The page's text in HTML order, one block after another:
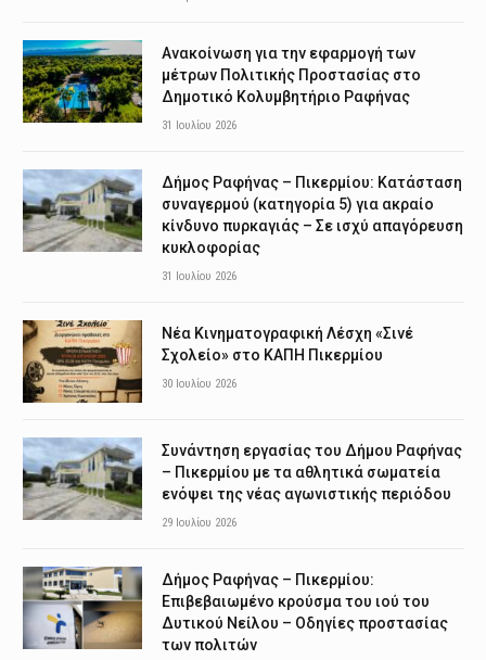
Ανακοίνωση για την εφαρμογή των
μέτρων Πολιτικής Προστασίας στο
Δημοτικό Κολυμβητήριο Ραφήνας
31 Ιουλίου 2026
Δήμος Ραφήνας – Πικερμίου: Κατάσταση
συναγερμού (κατηγορία 5) για ακραίο
κίνδυνο πυρκαγιάς – Σε ισχύ απαγόρευση
κυκλοφορίας
31 Ιουλίου 2026
Νέα Κινηματογραφική Λέσχη «Σινέ
Σχολείο» στο ΚΑΠΗ Πικερμίου
30 Ιουλίου 2026
Συνάντηση εργασίας του Δήμου Ραφήνας
– Πικερμίου με τα αθλητικά σωματεία
ενόψει της νέας αγωνιστικής περιόδου
29 Ιουλίου 2026
Δήμος Ραφήνας – Πικερμίου:
Επιβεβαιωμένο κρούσμα του ιού του
Δυτικού Νείλου – Οδηγίες προστασίας
των πολιτών